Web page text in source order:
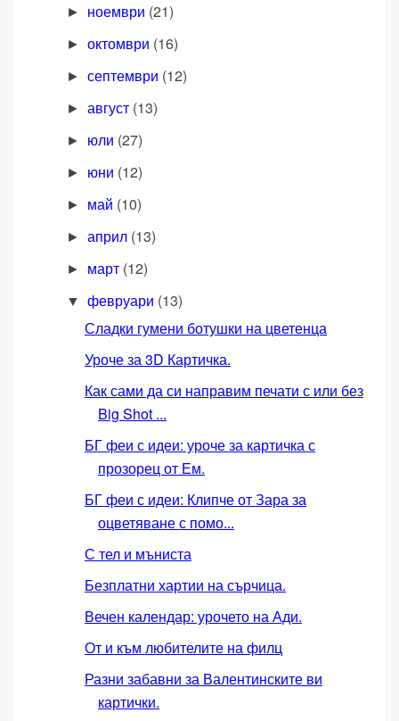
► ноември (21)
►октомври (16)
►септември (12)
►август (13)
► юли (27)
► юни (12)
► май (10)
►април (13)
► март (12)
▼февруари (13)
Сладки гумени ботушки на цветенца
Уроче за 3D Картичка.
Как сами да си направим печати с или без
Big Shot ...
БГ феи с идеи: уроче за картичка с
прозорец от Ем.
БГ феи с идеи: Клипче от Зара за
оцветяване с помо...
С тел и мъниста
Безплатни хартии на сърчица.
Вечен календар: урочето на Ади.
От и към любителите на филц
Разни забавни за Валентинските ви
картички.